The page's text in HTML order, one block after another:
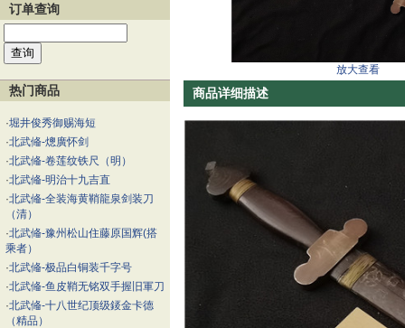
订单查询
热门商品
·堀井俊秀御赐海短
·北武偹-熜廣怀剑
·北武偹-卷莲纹铁尺（明）
·北武偹-明治十九吉直
·北武偹-全装海黄鞘龍泉剑装刀
（清）
·北武偹-豫州松山住藤原国辉(搭
乘者）
·北武偹-极品白铜装千字号
·北武偹-鱼皮鞘无铭双手握旧軍刀
·北武偹-十八世纪顶级錽金卡德
（精品）
放大查看
商品详细描述